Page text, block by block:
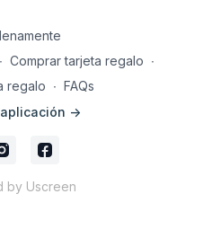
∙ Comprar tarjeta regalo ∙
regalo ∙ FAQs
->
by Uscreen